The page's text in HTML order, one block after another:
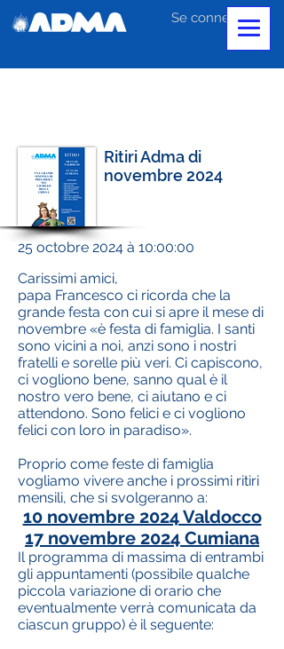
Se connecter
Ritiri Adma di
novembre 2024
25 octobre 2024 à 10:00:00
Carissimi amici,
papa Francesco ci ricorda che la
grande festa con cui si apre il mese di
novembre «è festa di famiglia. I santi
sono vicini a noi, anzi sono i nostri
fratelli e sorelle più veri. Ci capiscono,
ci vogliono bene, sanno qual è il
nostro vero bene, ci aiutano e ci
attendono. Sono felici e ci vogliono
felici con loro in paradiso».
Proprio come feste di famiglia
vogliamo vivere anche i prossimi ritiri
mensili, che si svolgeranno a:
10 novembre 2024 Valdocco
17 novembre 2024 Cumiana
Il programma di massima di entrambi
gli appuntamenti (possibile qualche
piccola variazione di orario che
eventualmente verrà comunicata da
ciascun gruppo) è il seguente: